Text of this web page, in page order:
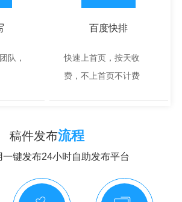
队，
百度快排
快速上首页，按天收
费，不上首页不计费
稿件发布流程
一键发布24小时自助发布平台